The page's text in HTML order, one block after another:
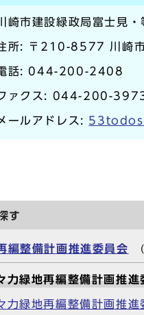
崎市建設緑政局富士見・
所: 〒210-8577 川崎市
話: 044-200-2408
ァクス: 044-200-
ールアドレス:
す
編整備計画推進委員会
緑地再編整備計画推進
緑地再編整備計画推進